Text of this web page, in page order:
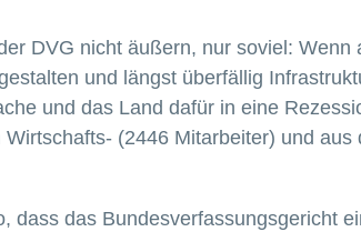
DVG nicht äußern, nur soviel:
und längst überfällig
und das Land dafür in eine
(2446 Mitarbeiter) und
dass das Bundesverfassungsgericht